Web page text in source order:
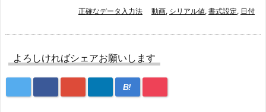
正確なデータ入力法 動画, シリアル値, 書式設定, 日付
よろしければシェアお願いします
B!